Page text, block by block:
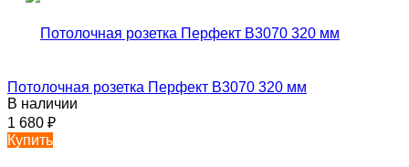
Потолочная розетка Перфект B3070 320 мм
В наличии
1 680 ₽
Купить